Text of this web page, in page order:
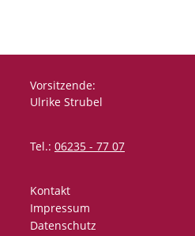
Vorsitzende:
Ulrike Strubel
Tel.: 06235 - 77 07
Kontakt
Impressum
Datenschutz